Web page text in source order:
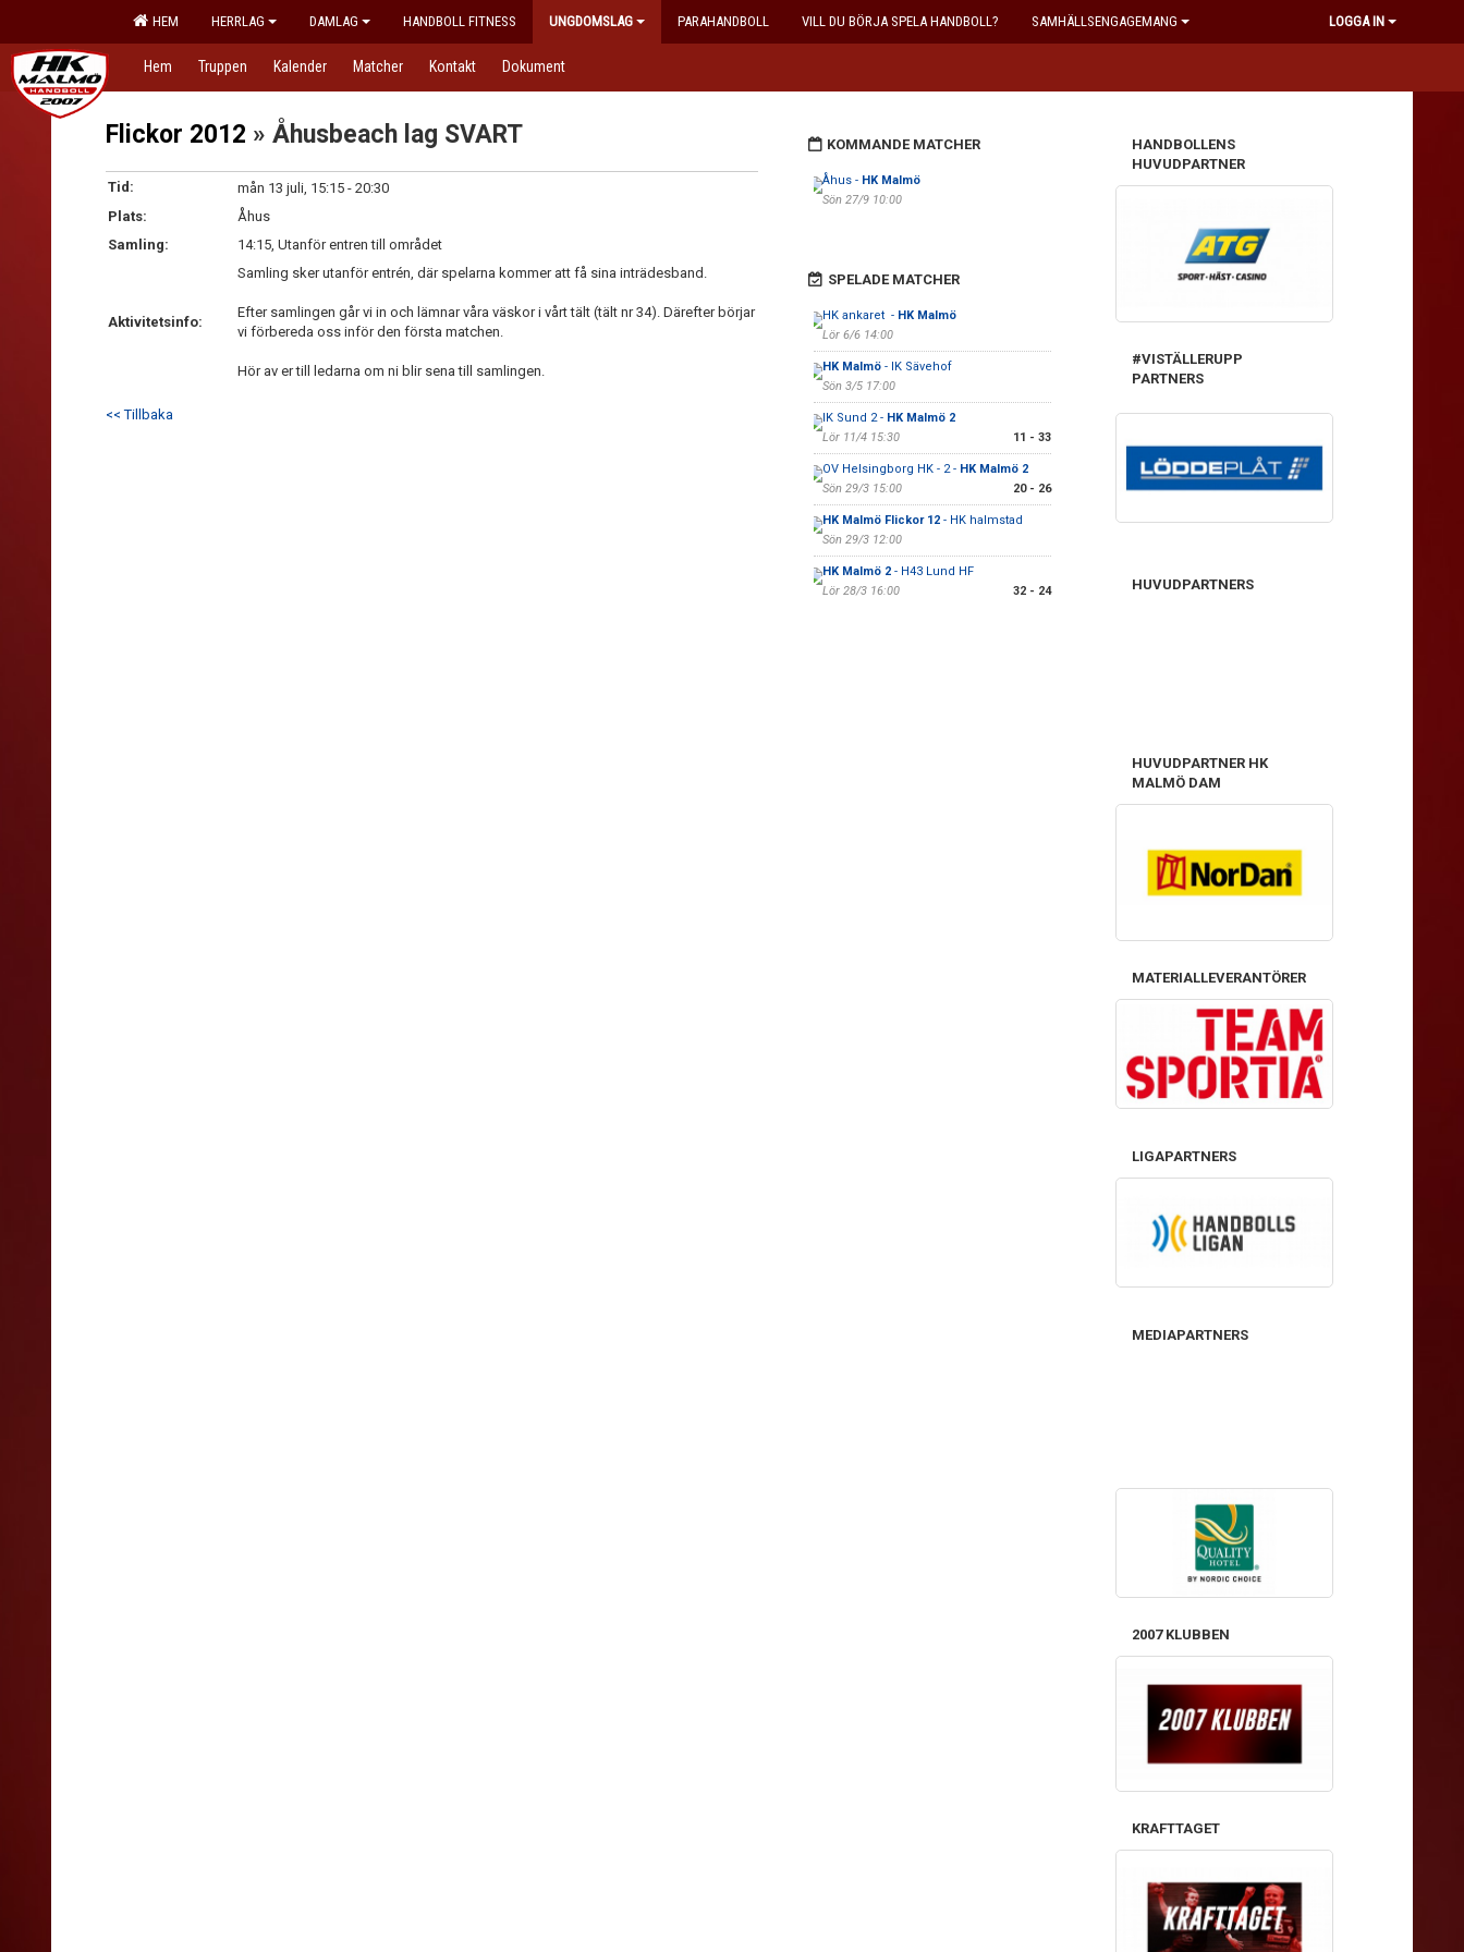
HEM HERRLAG DAMLAG HANDBOLL FITNESS UNGDOMSLAG PARAHANDBOLL VILL DU BÖRJA SPELA HANDBOLL? SAMHÄLLSENGAGEMANG LOGGA IN
Hem Truppen Kalender Matcher Kontakt Dokument
Flickor 2012 » Åhusbeach lag SVART
Tid:
mån 13 juli, 15:15 - 20:30
Plats:
Åhus
Samling:
14:15, Utanför entren till området
Aktivitetsinfo:
Samling sker utanför entrén, där spelarna kommer att få sina inträdesband.
Efter samlingen går vi in och lämnar våra väskor i vårt tält (tält nr 34). Därefter börjar
vi förbereda oss inför den första matchen.
Hör av er till ledarna om ni blir sena till samlingen.
<< Tillbaka
KOMMANDE MATCHER
Åhus - HK Malmö
Sön 27/9 10:00
SPELADE MATCHER
HK ankaret - HK Malmö
Lör 6/6 14:00
HK Malmö- IK Sävehof
Sön 3/5 17:00
IK Sund 2 - HK Malmö 2
Lör 11/4 15:30
11 - 33
OV Helsingborg HK - 2 - HK Malmö 2
Sön 29/3 15:00
20 - 26
HK Malmö Flickor 12- HK halmstad
Sön 29/3 12:00
HK Malmö 2- H43 Lund HF
Lör 28/3 16:00
32 - 24
HANDBOLLENS
HUVUDPARTNER
#VISTÄLLERUPP
PARTNERS
HUVUDPARTNERS
HUVUDPARTNER HK
MALMÖ DAM
MATERIALLEVERANTÖRER
LIGAPARTNERS
MEDIAPARTNERS
2007 KLUBBEN
KRAFTTAGET